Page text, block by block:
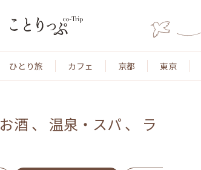
ひとり旅 カフェ 京都 東京
お酒 、 温泉・スパ 、 ラ